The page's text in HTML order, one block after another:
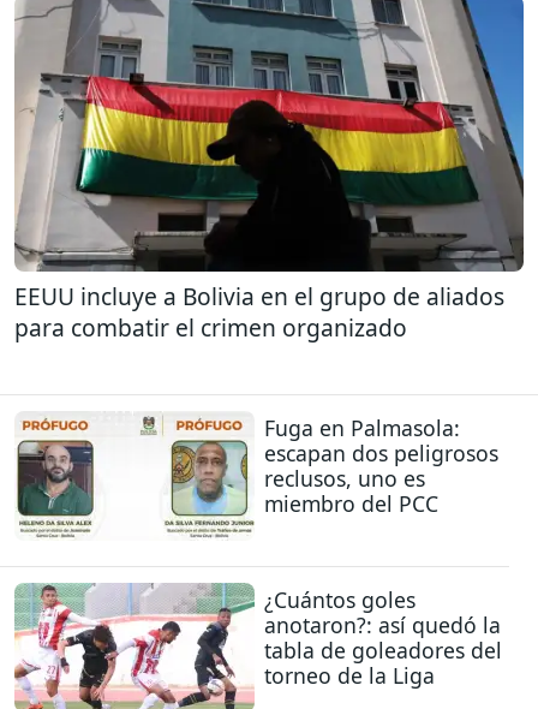
EEUU incluye a Bolivia en el grupo de aliados
para combatir el crimen organizado
Fuga en Palmasola:
escapan dos peligrosos
reclusos, uno es
miembro del PCC
¿Cuántos goles
anotaron?: así quedó la
tabla de goleadores del
torneo de la Liga